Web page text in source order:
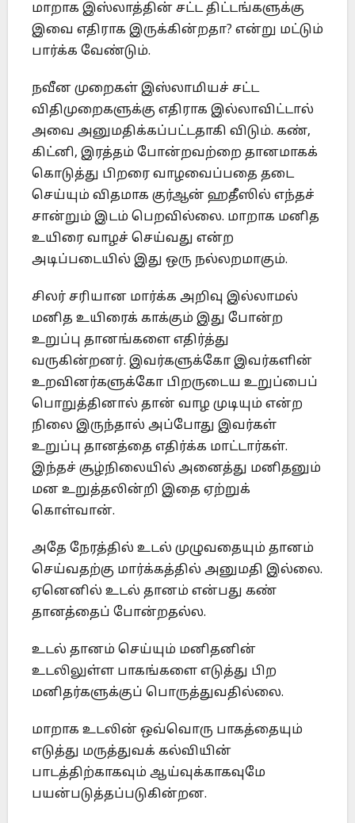
மாறாக இஸ்லாத்தின் சட்ட திட்டங்களுக்கு
இவை எதிராக இருக்கின்றதா? என்று மட்டும்
பார்க்க வேண்டும்.
நவீன முறைகள் இஸ்லாமியச் சட்ட
விதிமுறைகளுக்கு எதிராக இல்லாவிட்டால்
அவை அனுமதிக்கப்பட்டதாகி விடும். கண்,
கிட்னி, இரத்தம் போன்றவற்றை தானமாகக்
கொடுத்து பிறரை வாழவைப்பதை தடை
செய்யும் விதமாக குர்ஆன் ஹதீஸில் எந்தச்
சான்றும் இடம் பெறவில்லை. மாறாக மனித
உயிரை வாழச் செய்வது என்ற
அடிப்படையில் இது ஒரு நல்லறமாகும்.
சிலர் சரியான மார்க்க அறிவு இல்லாமல்
மனித உயிரைக் காக்கும் இது போன்ற
உறுப்பு தானங்களை எதிர்த்து
வருகின்றனர். இவர்களுக்கோ இவர்களின்
உறவினர்களுக்கோ பிறருடைய உறுப்பைப்
பொறுத்தினால் தான் வாழ முடியும் என்ற
நிலை இருந்தால் அப்போது இவர்கள்
உறுப்பு தானத்தை எதிர்க்க மாட்டார்கள்.
இந்தச் சூழ்நிலையில் அனைத்து மனிதனும்
மன உறுத்தலின்றி இதை ஏற்றுக்
கொள்வான்.
அதே நேரத்தில் உடல் முழுவதையும் தானம்
செய்வதற்கு மார்க்கத்தில் அனுமதி இல்லை.
ஏனெனில் உடல் தானம் என்பது கண்
தானத்தைப் போன்றதல்ல.
உடல் தானம் செய்யும் மனிதனின்
உடலிலுள்ள பாகங்களை எடுத்து பிற
மனிதர்களுக்குப் பொருத்துவதில்லை.
மாறாக உடலின் ஒவ்வொரு பாகத்தையும்
எடுத்து மருத்துவக் கல்வியின்
பாடத்திற்காகவும் ஆய்வுக்காகவுமே
பயன்படுத்தப்படுகின்றன.